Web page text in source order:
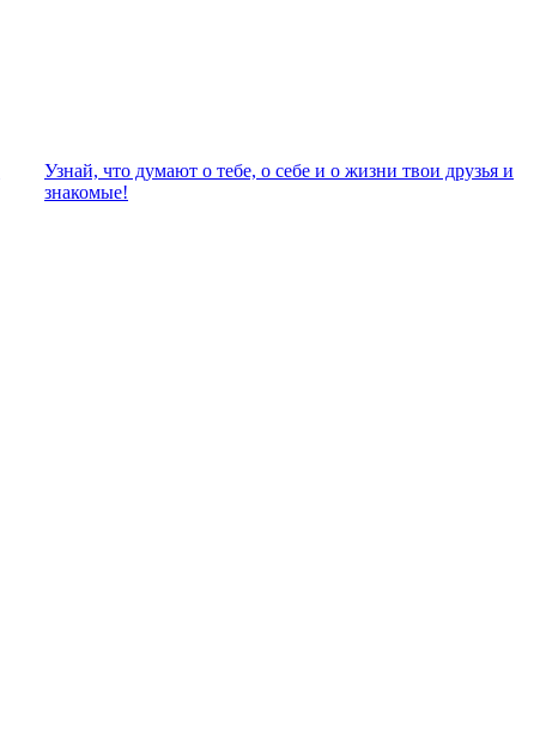
Узнай, что думают о тебе, о себе и о жизни твои друзья и
знакомые!